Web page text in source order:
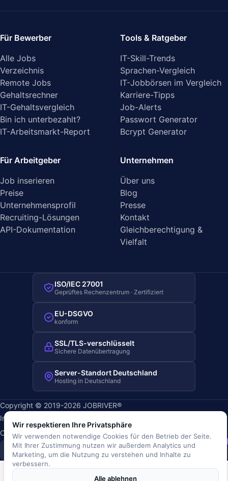
Für Bewerber
Alle Jobs
Verzeichnis
Remote Jobs
Gehaltsrechner
IT-Gehaltsvergleich
Bin ich unterbezahlt?
IT-Arbeitsmarkt-Report
Tools & Ratgeber
IT-Skill-Trends
Sprachen-Vergleich
IT-Jobbörsen im Vergleich
Karriere-Tipps
Job-Alerts
Passwort Generator
Bcrypt Generator
Für Arbeitgeber
Job inserieren
Preise
Unternehmensprofil
Recruiting-Lösungen
API-Dokumentation
Unternehmen
Über uns
Blog
Presse
Kontakt
Gleichberechtigung &
Vielfalt
ISO/IEC 27001
Geprüftes Rechenzentrum · Zertifiziert
EU-DSGVO
konform
SSL/TLS-verschlüsselt
Sichere Datenübertragung
Server-Standort Deutschland
Hosting in Deutschland
Copyright © 2019-2026 JOBRIVER®
Impressum
Cookie-Richtlinie
Cookie-Einstellungen
JR
Wir respektieren Ihre Privatsphäre
Wir verwenden notwendige Cookies für den Betrieb der Seite.
Mit Ihrer Zustimmung nutzen wir außerdem Analytics und
Marketing, um die Nutzung zu verstehen und Inhalte zu
verbessern.
Alle ablehnen